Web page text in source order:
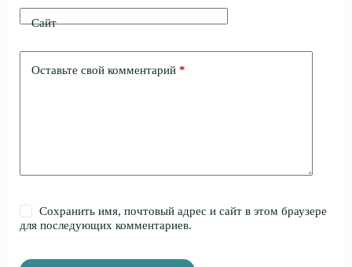
Сайт
Оставьте свой комментарий *
Сохранить имя, почтовый адрес и сайт в этом браузере
для последующих комментариев.